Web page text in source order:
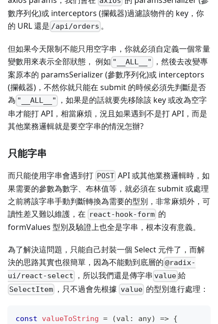
數序列化)或 interceptors (攔截器)過濾該物件的 key，你
的 URL 還是 /api/orders 。
但如果今天限制不能只用空字串，你就必須自定義一個常量
變數用來表示全部狀態， 例如 "__ALL__"
，然後去改變專
案原本的 paramsSerializer (參數序列化)或 interceptors
(攔截器)，不然你就只能在 submit 的時候必須先判斷是否
為 "__ALL__"
，如果是的話就要先移除該 key 或改為空字
串才能打 API，相當麻煩，況且如果遇到不是打 API，而是
其他業務邏輯就是要空字串的情況怎辦?
只能字串
而只能使用字串會遇到打 POST API 或其他業務邏輯時，如
果需要的參數為數字、布林值等，就必須在 submit 或處理
之前將該字串手動判斷轉換為需要的型別，非常麻煩外，可
讀性差又難以維護，在 react-hook-form 的
formValues 型別及驗證上也全是字串，根本沒有意義。
為了解決這問題，只能自己封裝一個 Select 元件了，而解
決的思路其實也很簡單，因為不能動到底層的 @radix-
ui/react-select
，所以我們還是傳字串 value給
SelectItem ，只不過會先根據 value的型別進行處理：
const valueToString = (val : any) => {